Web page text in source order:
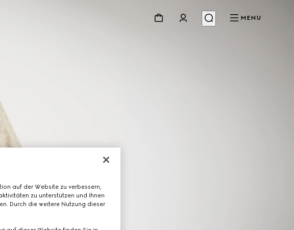
MENU
auf der Website zu verbessern,
zu unterstützen und Ihnen
Durch die weitere Nutzung dieser